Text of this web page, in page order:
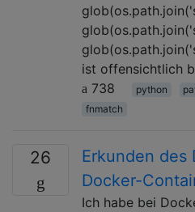
ist offensichtlich
738
python
fnmatch
26
Erkunden des
Docker-
Ich habe bei